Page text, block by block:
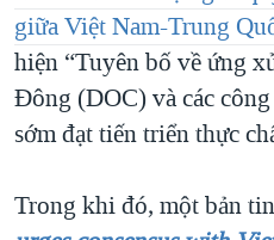
giữa Việt Nam-Trung
hiện “Tuyên bố về ứng
Đông (DOC) và các
sớm đạt tiến triển thực
Trong khi đó, một bản